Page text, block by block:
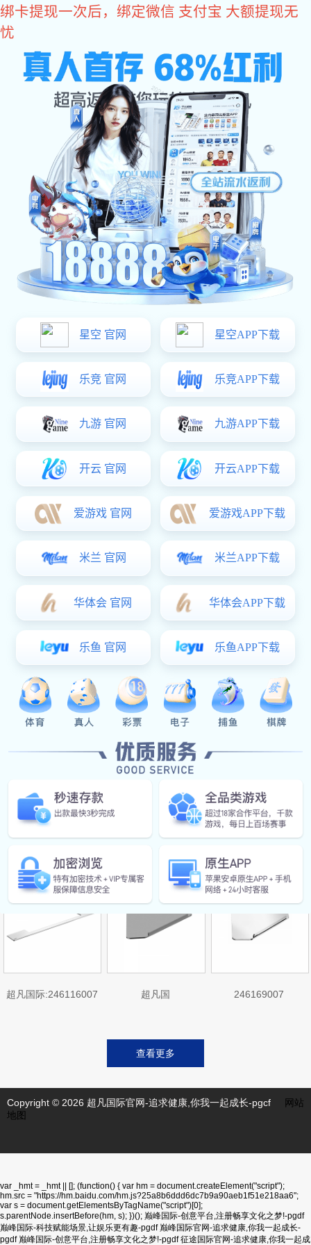
超凡国际
挂件 龙头 入墙花洒
超凡国际:2702克洛伊系列 2575德拉系列 2566维礼系列 2231初云系列
2480卡塞系列 2461无边系列 2030西雅图系列 2568圆周系列
2246北辰系列 2556简影系列 2085宝格系列
超凡国际:8657狄安娜系列 2266灵钻系列 超凡国际:2000布兰卡系列 2337阿普顿系列
2338皇冠系列 2534贝洛系列 2147悦色系列 2707方迪系列
超凡国际:2461 246198307B7/246198407B7/246198507B7
超凡国
际:246198307/246198407/246198507
超凡国
超凡国
际:246109007B8
际:246116007B8
超凡国际:246116007
超凡国
246169007
查看更多
Copyright © 2026 超凡国际官网-追求健康,你我一起成长-pgcf
网站
地图
var _hmt = _hmt || []; (function() { var hm = document.createElement("script");
hm.src = "https://hm.baidu.com/hm.js?25a8b6ddd6dc7b9a90aeb1f51e218aa6";
var s = document.getElementsByTagName("script")[0];
s.parentNode.insertBefore(hm, s); })(); 巅峰国际-创意平台,注册畅享文化之梦!-pgdf
巅峰国际-科技赋能场景,让娱乐更有趣-pgdf 巅峰国际官网-追求健康,你我一起成长-
pgdf 巅峰国际-创意平台,注册畅享文化之梦!-pgdf 征途国际官网-追求健康,你我一起成